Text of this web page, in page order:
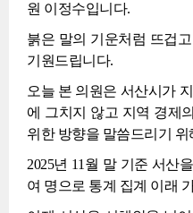
원 이정수입니다.
붉은 말의 기운처럼 뜨겁
기원드립니다.
오늘 본 의원은 서산시가
에 그치지 않고 지역 경제
위한 방향을 말씀드리기
2025년 11월 말 기준 서산
여 명으로 통계 집계 이래